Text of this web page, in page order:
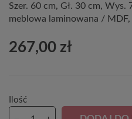
Szer. 60 cm, Gł. 30 cm, Wys.
meblowa laminowana /
267,00 zł
Ilość